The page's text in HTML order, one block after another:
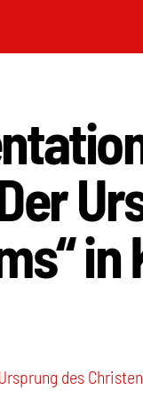
in
des